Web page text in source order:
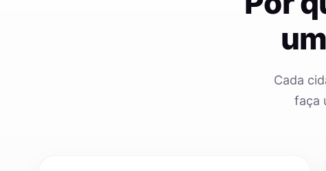
Cada
faça